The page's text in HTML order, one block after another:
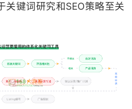
关键词研究和SEO策略至关